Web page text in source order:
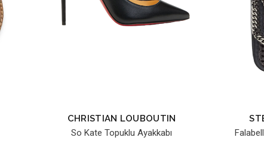
CHRISTIAN LOUBOUTIN
So Kate Topuklu Ayakkabı